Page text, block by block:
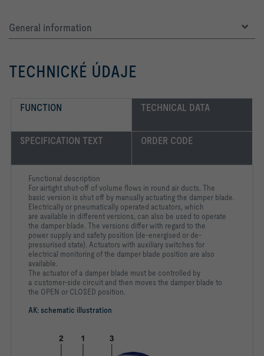
General information
TECHNICKÉ ÚDAJE
FUNCTION TECHNICAL DATA
SPECIFICATION TEXT ORDER CODE
AK: schematic illustration
Functional description
For airtight shut-off of volume flows in round air ducts. The
basic version is shut off by manually actuating the damper blade.
Electrically or pneumatically operated actuators, which
are available in different versions, can also be used to operate
the damper blade. The versions differ with regard to the
power supply and safety position (de-energised or de-
pressurised state). Actuators with auxiliary switches for
electrical monitoring of the damper blade position are also
available.
The actuator of a damper blade must be controlled by
a customer-side circuit and then moves the damper blade to
the OPEN or CLOSED position.